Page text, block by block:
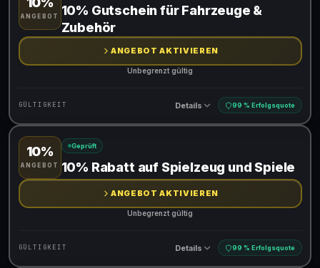
Gültig für teilnehmende Produkte
ANGEBOT
10% Gutschein für Fahrzeuge &
Zubehör
ANGEBOT AKTIVIEREN
Unbegrenzt gültig
GÜLTIGKEIT Details 99 % Erfolgsquote
Gültig für teilnehmende Produkte
10%
ANGEBOT
Geprüft
10% Rabatt auf Spielzeug und Spiele
ANGEBOT AKTIVIEREN
Unbegrenzt gültig
GÜLTIGKEIT Details 99 % Erfolgsquote